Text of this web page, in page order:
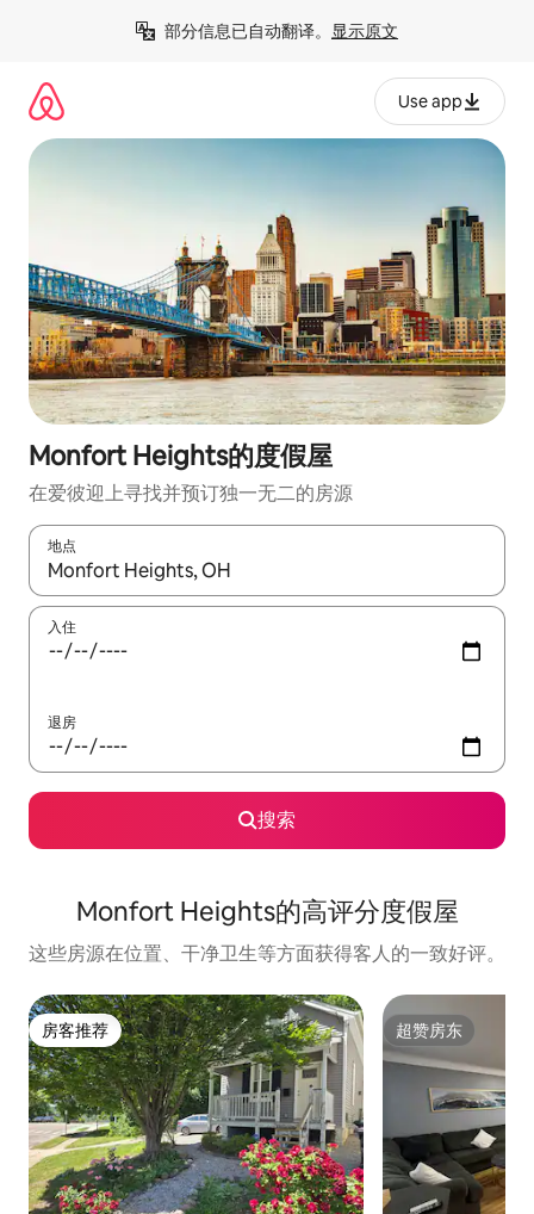
部分信息已自动翻译。 显示原文
Use app
Monfort Heights的度假屋
在爱彼迎上寻找并预订独一无二的房源
地点
如有搜索结果，请使用上下方向键查看，或通过点击或滑动手势
入住
退房
搜索
Monfort Heights的高评分度假屋
这些房源在位置、干净卫生等方面获得客人的一致好评。
房客推荐
房客推荐 超赞房东
超赞房东